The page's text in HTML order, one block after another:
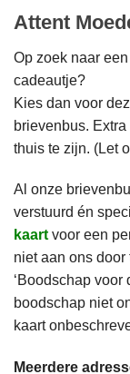
Attent
Op zoek naar
cadeautje?
Kies dan voor
brievenbus.
thuis te zijn. (Let
Al onze
verstuurd én
kaart voor een
niet aan ons
‘Boodschap voor
boodschap niet
kaart
Meerdere